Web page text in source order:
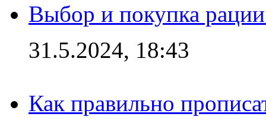
Выбор и покупка
31.5.2024, 18:43
Как правильно